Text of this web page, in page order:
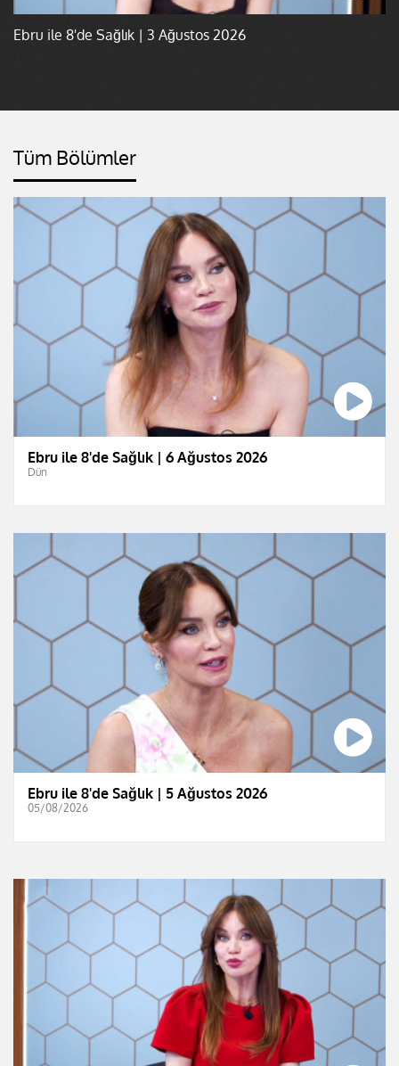
Ebru ile 8'de Sağlık | 3 Ağustos 2026
Tüm Bölümler
Ebru ile 8'de Sağlık | 6 Ağustos 2026
Dün
Ebru ile 8'de Sağlık | 5 Ağustos 2026
05/08/2026